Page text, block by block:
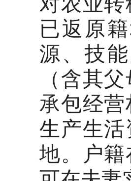
已返原
源、技
（含其
承包经
生产生
地。户